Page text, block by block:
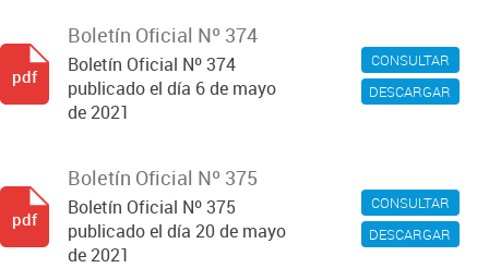
CONSULTAR
DESCARGAR
Boletín Oficial Nº 374
Boletín Oficial Nº 374
publicado el día 6 de mayo
de 2021
pdf
CONSULTAR
DESCARGAR
Boletín Oficial Nº 375
Boletín Oficial Nº 375
publicado el día 20 de mayo
de 2021
pdf